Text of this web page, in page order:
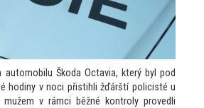
automobilu Škoda Octavia, který byl pod
hodiny v noci přistihli žďárští policisté u
v rámci běžné kontroly provedli